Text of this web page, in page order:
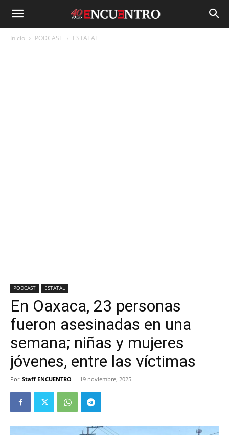
Inicio PODCAST ESTATAL
PODCAST ESTATAL
En Oaxaca, 23 personas
fueron asesinadas en una
semana; niñas y mujeres
jóvenes, entre las víctimas
Por Staff ENCUENTRO - 19 noviembre, 2025